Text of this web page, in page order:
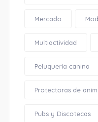
Mercado
Multiactividad
Peluquería canina
Protectoras de
Pubs y Discotecas